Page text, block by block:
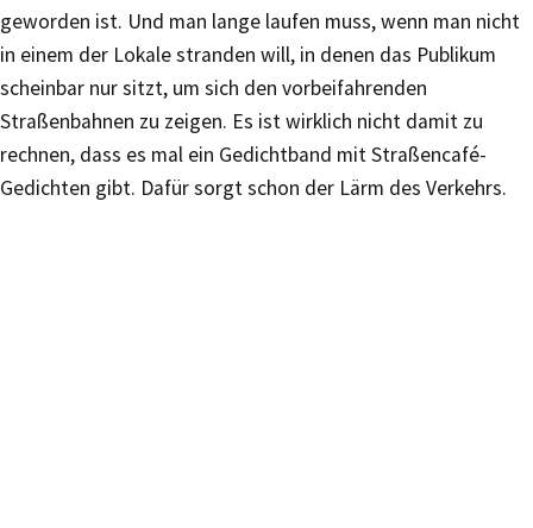
geworden ist. Und man lange laufen muss, wenn man nicht
in einem der Lokale stranden will, in denen das Publikum
scheinbar nur sitzt, um sich den vorbeifahrenden
Straßenbahnen zu zeigen. Es ist wirklich nicht damit zu
rechnen, dass es mal ein Gedichtband mit Straßencafé-
Gedichten gibt. Dafür sorgt schon der Lärm des Verkehrs.